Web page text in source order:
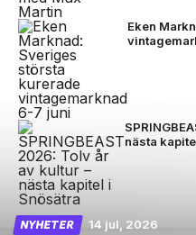
Eken
nästa
NYHETER 14 jul, 2026